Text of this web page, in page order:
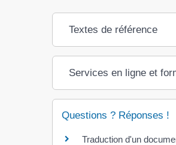
Textes de référence
Services en ligne et
Questions ? Réponses !
Traduction d'un